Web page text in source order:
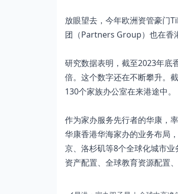
放眼望去，今年欧洲资管豪门
团（Partners Group）也在香
研究数据表明，截至2023年底
倍。这个数字还在不断攀升。
130个家族办公室在来港途中。
作为家办服务先行者的华康，
华康香港华海家办的业务布局
京、洛杉矶等8个全球化城市
资产配置、全球教育资源配置